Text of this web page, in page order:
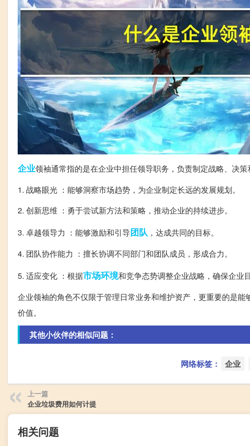
企业领袖通常指的是在企业中担任领导职务，负责制定战略、决
1. 战略眼光 ：能够洞察市场趋势，为企业制定长远的发展规划。
2. 创新思维 ：勇于尝试新方法和策略，推动企业的持续进步。
3. 卓越领导力 ：能够激励和引导团队 ，达成共同的目标。
4. 团队协作能力 ：擅长协调不同部门和团队成员，形成合力。
5. 适应变化 ：根据市场环境和竞争态势调整企业战略，确保企业
企业领袖的角色不仅限于管理日常业务和维护资产，更重要的是
价值。
其他小伙伴的相似问题：
网络标签： 企业
上一篇
企业垃圾费用如何计提
相关问题